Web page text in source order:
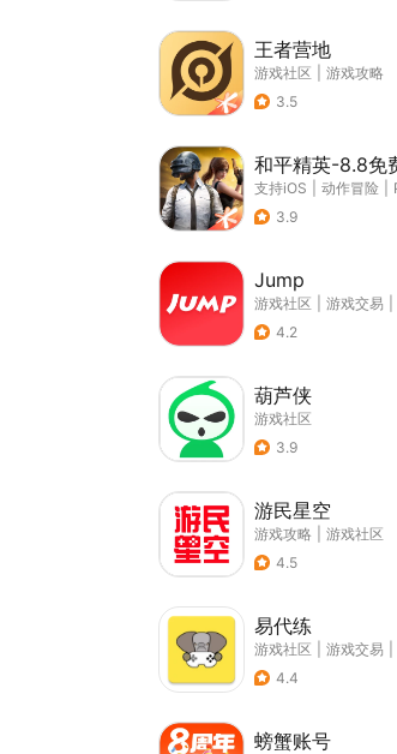
王者营地
游戏社区
游戏攻略
3.5
和平精英-8.8免
支持iOS 动作冒险
3.9
Jump
游戏社区 游戏交易
4.2
葫芦侠
游戏社区
3.9
游民星空
游戏攻略
游戏社区
4.5
易代练
游戏社区 游戏交易
4.4
螃蟹账号